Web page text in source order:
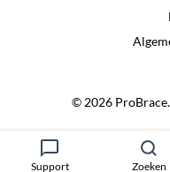
© 2026
Support Zoeken